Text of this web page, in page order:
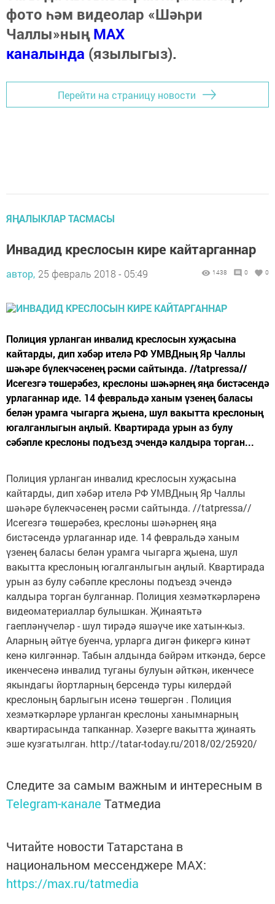
фото һәм видеолар «Шәһри
Чаллы»ныңMAX
каналында (язылыгыз).
Перейти на страницу новости
ЯҢАЛЫКЛАР ТАСМАСЫ
Инвадид креслосын кире кайтарганнар
автор, 25 февраль 2018 - 05:49 1438 0 0
Полиция урланган инвалид креслосын хуҗасына
кайтарды, дип хәбәр ителә РФ УМВДның Яр Чаллы
шәһәре бүлекчәсенең рәсми сайтында. //tatpressa//
Исегезгә төшерәбез, креслоны шәһәрнең яңа бистәсендә
урлаганнар иде. 14 февральдә ханым үзенең баласы
белән урамга чыгарга җыена, шул вакытта креслоның
югалганлыгын аңлый. Квартирада урын аз булу
сәбәпле креслоны подъезд эчендә калдыра торган...
Полиция урланган инвалид креслосын хуҗасына
кайтарды, дип хәбәр ителә РФ УМВДның Яр Чаллы
шәһәре бүлекчәсенең рәсми сайтында. //tatpressa//
Исегезгә төшерәбез, креслоны шәһәрнең яңа
бистәсендә урлаганнар иде. 14 февральдә ханым
үзенең баласы белән урамга чыгарга җыена, шул
вакытта креслоның югалганлыгын аңлый. Квартирада
урын аз булу сәбәпле креслоны подъезд эчендә
калдыра торган булганнар. Полиция хезмәткәрләренә
видеоматериаллар булышкан. Җинаятьтә
гаепләнүчеләр - шул тирәдә яшәүче ике хатын-кыз.
Аларның әйтүе буенча, урларга дигән фикергә кинәт
кенә килгәннәр. Табын алдында бәйрәм иткәндә, берсе
икенчесенә инвалид туганы булуын әйткән, икенчесе
якындагы йортларның берсендә туры килердәй
креслоның барлыгын исенә төшергән . Полиция
хезмәткәрләре урланган креслоны ханымнарның
квартирасында тапканнар. Хәзерге вакытта җинаять
эше кузгатылган. http://tatar-today.ru/2018/02/25920/
Следите за самым важным и интересным в
Telegram-канале Татмедиа
Читайте новости Татарстана в
национальном мессенджере MАХ:
https://max.ru/tatmedia